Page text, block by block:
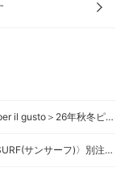
【新入荷】＜Brilla per il gusto＞26年秋冬ピンストライプスーツ
夏を彩る！〈SUN SURF(サンサーフ)〉別注キャミワンピース